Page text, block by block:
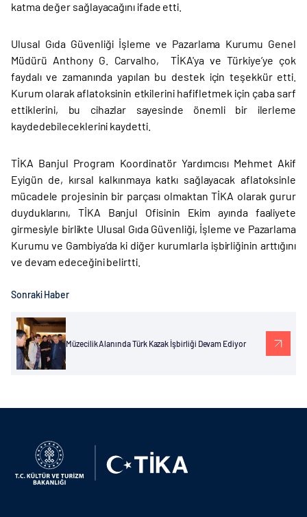
katma değer sağlayacağını ifade etti.
Ulusal Gıda Güvenliği İşleme ve Pazarlama Kurumu Genel
Müdürü Anthony G. Carvalho, TİKA'ya ve Türkiye’ye çok
faydalı ve zamanında yapılan bu destek için teşekkür etti.
Kurum olarak aflatoksinin etkilerini hafifletmek için çaba sarf
ettiklerini, bu cihazlar sayesinde önemli bir ilerleme
kaydedebileceklerini kaydetti.
TİKA Banjul Program Koordinatör Yardımcısı Mehmet Akif
Eyigün de, kırsal kalkınmaya katkı sağlayacak aflatoksinle
mücadele projesinin bir parçası olmaktan TİKA olarak gurur
duyduklarını, TİKA Banjul Ofisinin Ekim ayında faaliyete
girmesiyle birlikte Ulusal Gıda Güvenliği, İşleme ve Pazarlama
Kurumu ve Gambiya’da ki diğer kurumlarla işbirliğinin arttığını
ve devam edeceğini belirtti.
Sonraki Haber
Müzecilik Alanında Türk Kazak İşbirliği Devam Ediyor